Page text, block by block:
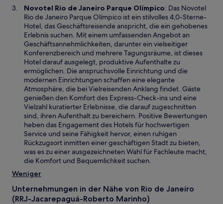
n
s
t
e
r
g
e
ö
f
f
n
e
t
Novotel Rio de Janeiro Parque OlímpicoW
i
r
d
i
n
e
i
n
e
m
n
e
u
e
n
F
: Das Novotel
Rio de Janeiro Parque Olímpico ist ein stilvolles 4,0-Sterne-
Hotel, das Geschäftsreisende anspricht, die ein gehobenes
Erlebnis suchen. Mit einem umfassenden Angebot an
Geschäftsannehmlichkeiten, darunter ein vielseitiger
Konferenzbereich und mehrere Tagungsräume, ist dieses
Hotel darauf ausgelegt, produktive Aufenthalte zu
ermöglichen. Die anspruchsvolle Einrichtung und die
modernen Einrichtungen schaffen eine elegante
Atmosphäre, die bei Vielreisenden Anklang findet. Gäste
genießen den Komfort des Express-Check-ins und eine
Vielzahl kuratierter Erlebnisse, die darauf zugeschnitten
sind, ihren Aufenthalt zu bereichern. Positive Bewertungen
heben das Engagement des Hotels für hochwertigen
Service und seine Fähigkeit hervor, einen ruhigen
Rückzugsort inmitten einer geschäftigen Stadt zu bieten,
was es zu einer ausgezeichneten Wahl für Fachleute macht,
die Komfort und Bequemlichkeit suchen.
Weniger
Unternehmungen in der Nähe von Rio de Janeiro
(RRJ-Jacarepaguá-Roberto Marinho)